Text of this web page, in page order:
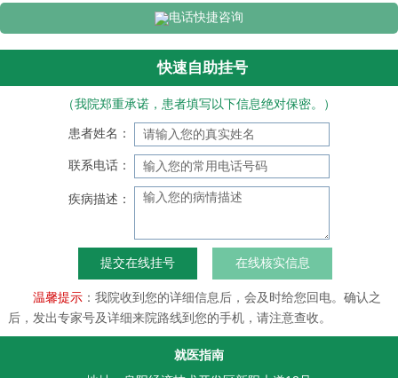
电话快捷咨询
快速自助挂号
（我院郑重承诺，患者填写以下信息绝对保密。）
患者姓名：
联系电话：
疾病描述：
在线核实信息
温馨提示：我院收到您的详细信息后，会及时给您回电。确认之
后，发出专家号及详细来院路线到您的手机，请注意查收。
就医指南